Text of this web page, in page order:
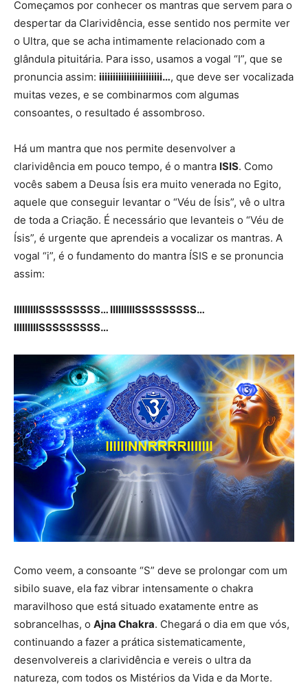
Começamos por conhecer os mantras que servem para o
despertar da Clarividência, esse sentido nos permite ver
o Ultra, que se acha intimamente relacionado com a
glândula pituitária. Para isso, usamos a vogal “I”, que se
pronuncia assim: iiiiiiiiiiiiiiiiiiiiiii…, que deve ser vocalizada
muitas vezes, e se combinarmos com algumas
consoantes, o resultado é assombroso.
Há um mantra que nos permite desenvolver a
clarividência em pouco tempo, é o mantra ISIS. Como
vocês sabem a Deusa Ísis era muito venerada no Egito,
aquele que conseguir levantar o “Véu de Ísis”, vê o ultra
de toda a Criação. É necessário que levanteis o “Véu de
Ísis”, é urgente que aprendeis a vocalizar os mantras. A
vogal “i”, é o fundamento do mantra ÍSIS e se pronuncia
assim:
IIIIIIIIISSSSSSSSS… IIIIIIIIISSSSSSSSS…
IIIIIIIIISSSSSSSSS…
Como veem, a consoante “S” deve se prolongar com um
sibilo suave, ela faz vibrar intensamente o chakra
maravilhoso que está situado exatamente entre as
sobrancelhas, o Ajna Chakra. Chegará o dia em que vós,
continuando a fazer a prática sistematicamente,
desenvolvereis a clarividência e vereis o ultra da
natureza, com todos os Mistérios da Vida e da Morte.